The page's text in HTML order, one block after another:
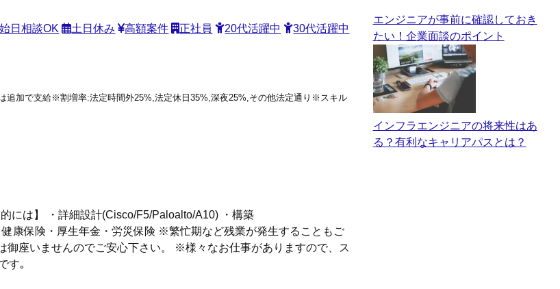
日相談OK 土日休み 高額案件 正社員 20代活躍中 30代活躍中
加で支給※割増率:法定時間外25%,法定休日35%,深夜25%,その他法定通り※スキル
には】 ・詳細設計(Cisco/F5/Paloalto/A10) ・構築
康保険・厚生年金・労災保険 ※繁忙期など残業が発生することもご
座いませんのでご安心下さい。 ※様々なお仕事がありますので、ス
す｡
エンジニアが事前に確認しておき
たい！企業面談のポイント
インフラエンジニアの将来性はあ
る？有利なキャリアパスとは？